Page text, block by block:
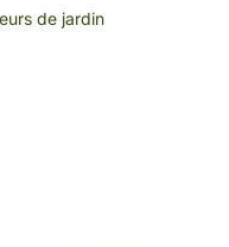
de jardin